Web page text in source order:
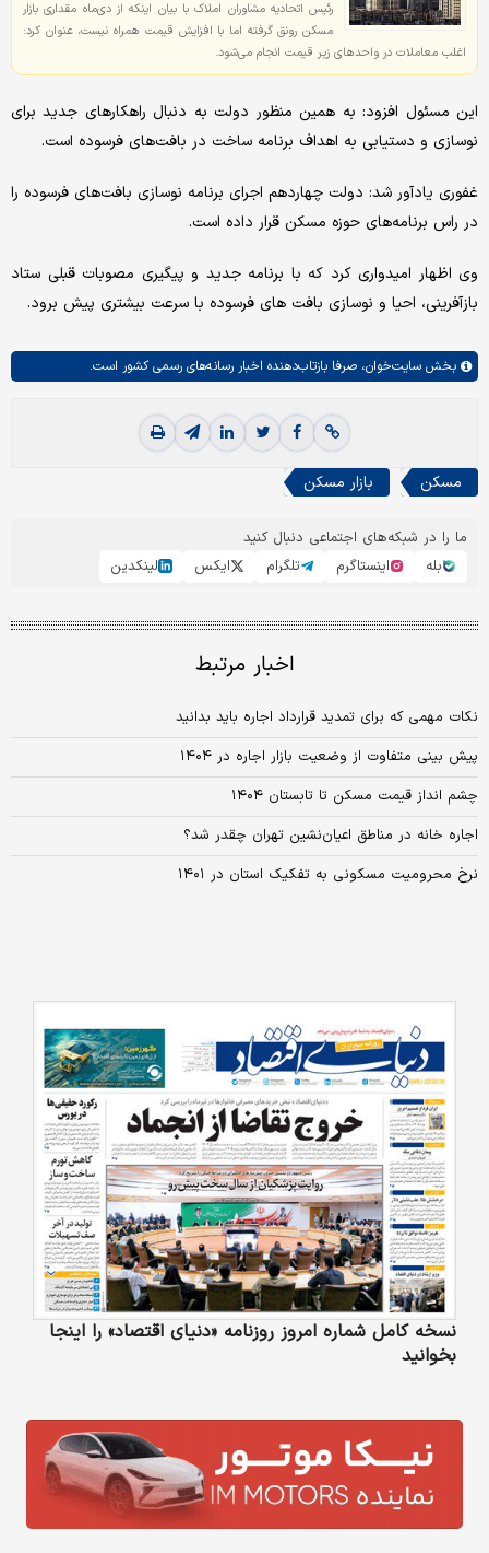
رئیس اتحادیه مشاوران املاک با بیان اینکه از دی‌ماه مقداری بازار
مسکن رونق گرفته اما با افزایش قیمت همراه نیست، عنوان کرد:
اغلب معاملات در واحدهای زیر قیمت انجام می‌شود.
این مسئول افزود: به همین منظور دولت به دنبال راهکارهای جدید برای
نوسازی و دستیابی به اهداف برنامه ساخت در بافت‌های فرسوده است.
غفوری یادآور شد: دولت چهاردهم اجرای برنامه نوسازی بافت‌های فرسوده را
در راس برنامه‌های حوزه مسکن قرار داده است.
وی اظهار امیدواری کرد که با برنامه جدید و پیگیری مصوبات قبلی ستاد
بازآفرینی، احیا و نوسازی بافت های فرسوده با سرعت بیشتری پیش برود.​
بخش سایت‌خوان، صرفا بازتاب‌دهنده اخبار رسانه‌های رسمی کشور است.
مسکن بازار مسکن
ما را در شبکه‌های اجتماعی دنبال کنید
بله
اینستاگرم تلگرام ایکس لینکدین
اخبار مرتبط
نکات مهمی که برای تمدید قرارداد اجاره باید بدانید
پیش بینی متفاوت از وضعیت بازار اجاره در ۱۴۰۴
چشم انداز قیمت مسکن تا تابستان ۱۴۰۴
اجاره خانه در مناطق اعیان‌نشین تهران چقدر شد؟
نرخ محرومیت مسکونی به تفکیک استان در ۱۴۰۱
نسخه کامل شماره امروز روزنامه «دنیای‌ اقتصاد» را اینجا
بخوانید